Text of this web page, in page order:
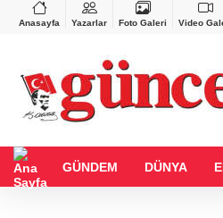
Anasayfa Yazarlar Foto Galeri Video
%0,37
VND
0,0018
%0,13
GÜNDEM DÜNYA